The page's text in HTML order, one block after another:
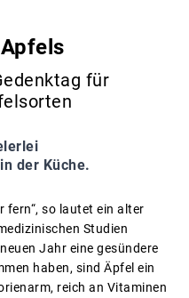
für
der Küche.
fern“, so lautet ein alter
Studien
Jahr eine gesündere
haben, sind Äpfel ein
reich an Vitaminen